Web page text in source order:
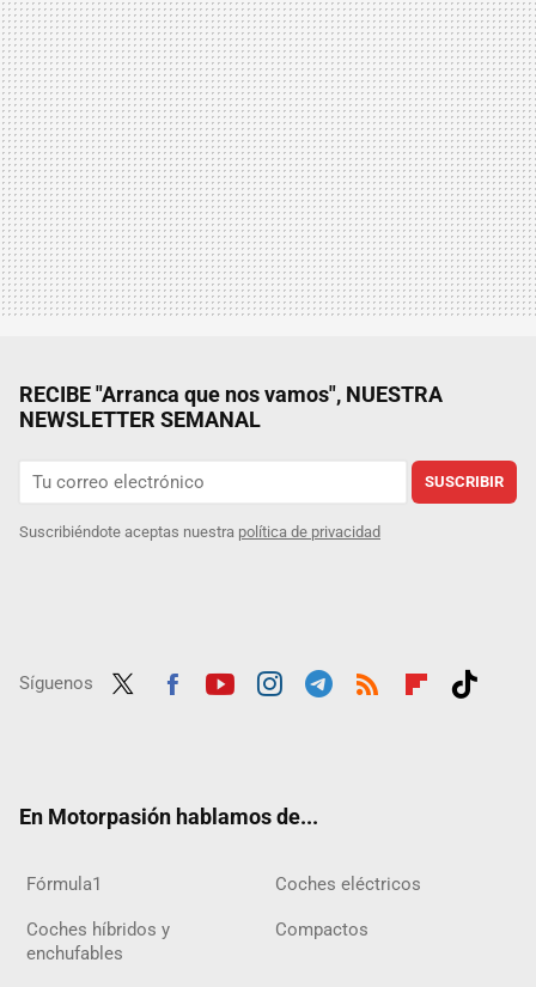
RECIBE "Arranca que nos vamos", NUESTRA
NEWSLETTER SEMANAL
SUSCRIBIR
Suscribiéndote aceptas nuestra política de privacidad
Síguenos
En Motorpasión hablamos de...
Fórmula1 Coches eléctricos
Coches híbridos y
enchufables
Compactos